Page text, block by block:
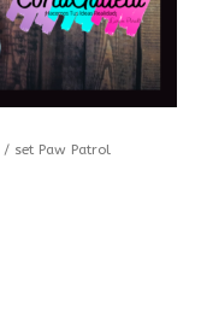
/ set Paw Patrol